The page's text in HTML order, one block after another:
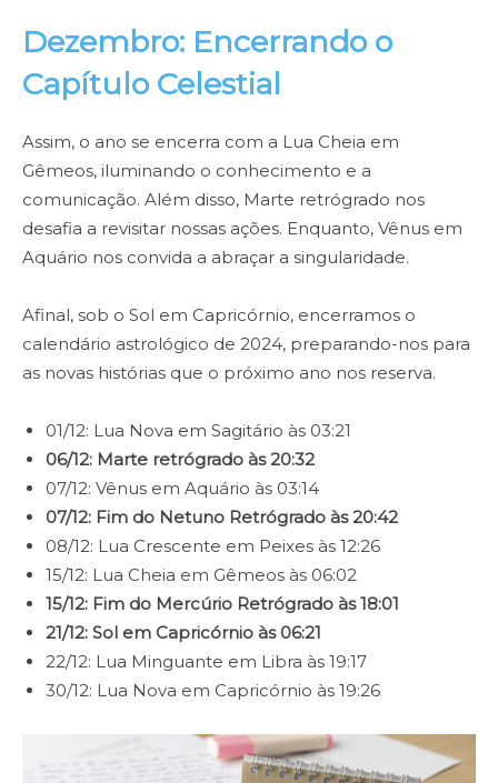
Dezembro: Encerrando o
Capítulo Celestial
Assim, o ano se encerra com a Lua Cheia em
Gêmeos, iluminando o conhecimento e a
comunicação. Além disso, Marte retrógrado nos
desafia a revisitar nossas ações. Enquanto, Vênus em
Aquário nos convida a abraçar a singularidade.
Afinal, sob o Sol em Capricórnio, encerramos o
calendário astrológico de 2024, preparando-nos para
as novas histórias que o próximo ano nos reserva.
01/12: Lua Nova em Sagitário às 03:21
06/12: Marte retrógrado às 20:32
07/12: Vênus em Aquário às 03:14
07/12: Fim do Netuno Retrógrado às 20:42
08/12: Lua Crescente em Peixes às 12:26
15/12: Lua Cheia em Gêmeos às 06:02
15/12: Fim do Mercúrio Retrógrado às 18:01
21/12: Sol em Capricórnio às 06:21
22/12: Lua Minguante em Libra às 19:17
30/12: Lua Nova em Capricórnio às 19:26